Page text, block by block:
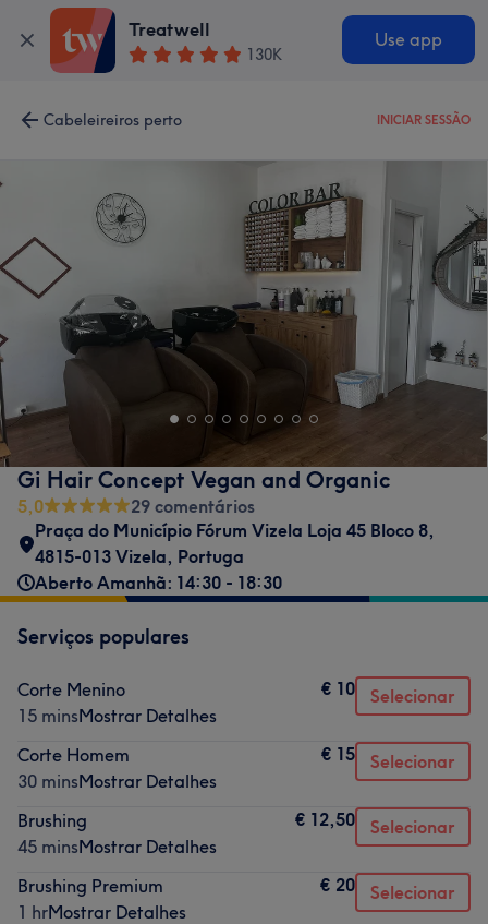
Treatwell
130K
Use app
Cabeleireiros perto INICIAR SESSÃO
Gi Hair Concept Vegan and Organic
5,0
29 comentários
Praça do Município Fórum Vizela Loja 45 Bloco 8,
4815-013 Vizela, Portuga
Aberto Amanhã: 14:30 - 18:30
Serviços populares
Corte Menino
15 minsMostrar Detalhes
€ 10 Selecionar
Corte Homem
30 minsMostrar Detalhes
€ 15 Selecionar
Brushing
45 minsMostrar Detalhes
€ 12,50 Selecionar
Brushing Premium
1 hrMostrar Detalhes
€ 20 Selecionar